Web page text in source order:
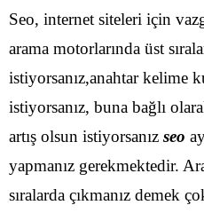
Seo, internet siteleri için
arama motorlarında üst
istiyorsanız,anahtar kelime
istiyorsanız, buna bağlı
artış olsun istiyorsanız seo
yapmanız gerekmektedir.
sıralarda çıkmanız demek